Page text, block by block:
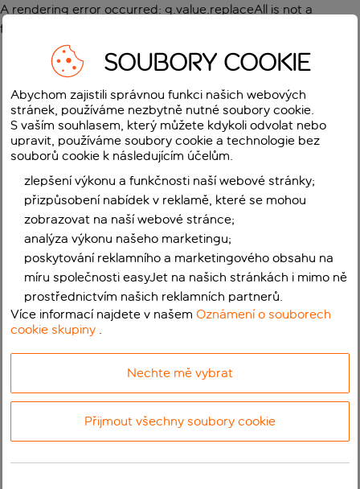
A rendering error occurred: g.value.replaceAll is not a
function
SOUBORY COOKIE
Abychom zajistili správnou funkci našich webových
stránek, používáme nezbytně nutné soubory cookie.
S vaším souhlasem, který můžete kdykoli odvolat nebo
upravit, používáme soubory cookie a technologie bez
souborů cookie k následujícím účelům.
zlepšení výkonu a funkčnosti naší webové stránky;
přizpůsobení nabídek v reklamě, které se mohou
zobrazovat na naší webové stránce;
analýza výkonu našeho marketingu;
poskytování reklamního a marketingového obsahu na
míru společnosti easyJet na našich stránkách i mimo ně
prostřednictvím našich reklamních partnerů.
Více informací najdete v našemOznámení o souborech
cookie skupiny .
Nechte mě vybrat
Přijmout všechny soubory cookie